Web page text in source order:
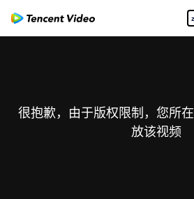
很抱歉，由于版权限制，您所
放该视频